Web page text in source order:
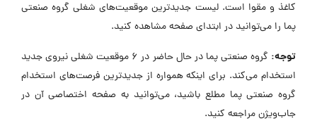
کاغذ و مقوا است. لیست جدیدترین موقعیت‌های شغلی گروه صنعتی
پما را می‌توانید در ابتدای صفحه مشاهده کنید.
توجه:
گروه صنعتی پما در حال حاضر در ۶ موقعیت شغلی نیروی جدید
استخدام می‌کند. برای اینکه همواره از جدیدترین فرصت‌های استخدام
گروه صنعتی پما مطلع باشید، می‌توانید به صفحه اختصاصی آن در
جاب‌ویژن مراجعه کنید.